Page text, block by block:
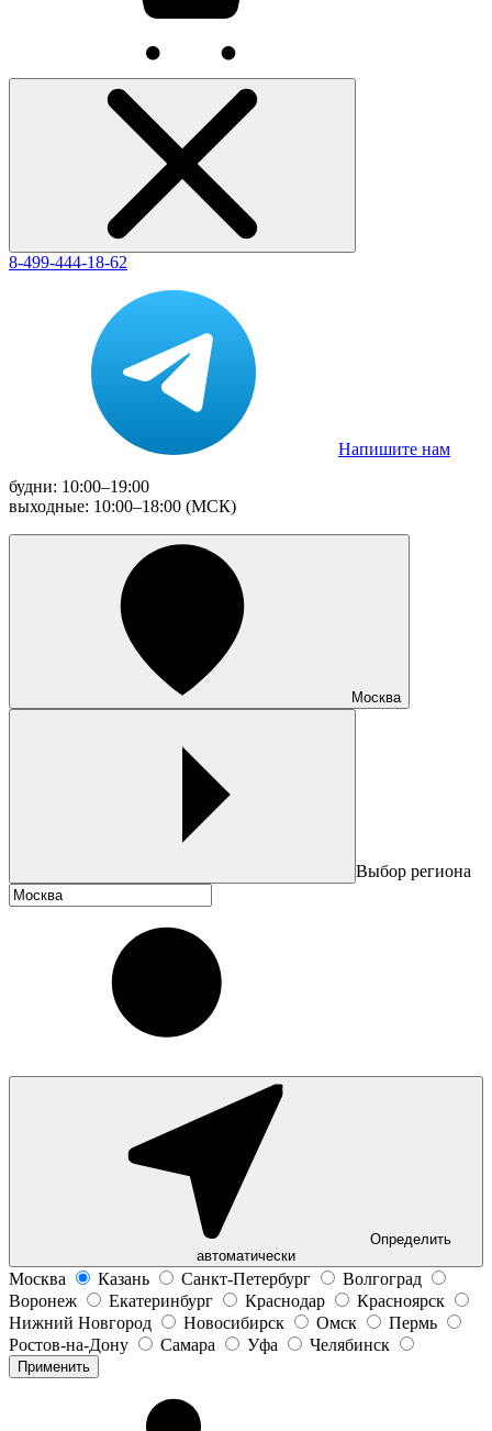
8-499-444-18-62
Напишите нам
будни: 10:00–19:00
выходные: 10:00–18:00 (МСК)
Москва
Выбор региона
Определить
автоматически
Москва Казань Санкт-Петербург
Волгоград
Воронеж
Екатеринбург Краснодар
Красноярск
Нижний Новгород
Новосибирск Омск
Пермь
Ростов-на-Дону
Самара Уфа Челябинск
Применить